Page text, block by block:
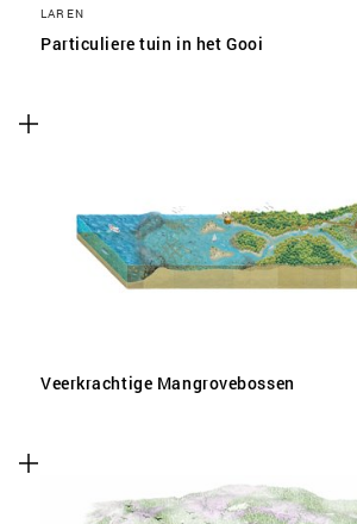
LAREN
Particuliere tuin in het Gooi
Veerkrachtige Mangrovebossen